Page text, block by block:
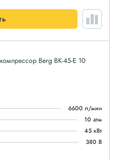
Berg ВК-45-Е 10
6600 л/мин
10 атм
45 кВт
380 В